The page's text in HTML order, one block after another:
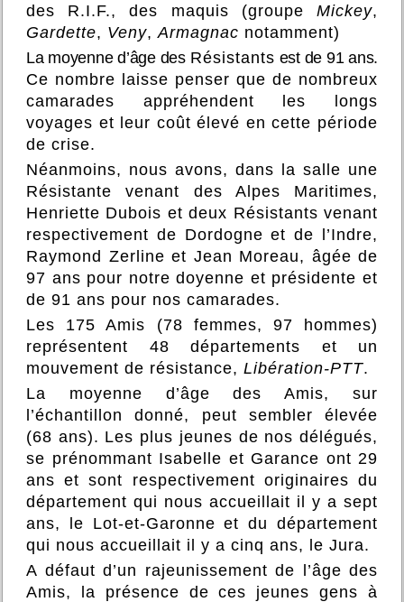
des R.I.F., des maquis (groupe Mickey,
Gardette, Veny, Armagnac notamment)
La moyenne d’âge des Résistants est de 91 ans.
Ce nombre laisse penser que de nombreux
camarades appréhendent les longs
voyages et leur coût élevé en cette période
de crise.
Néanmoins, nous avons, dans la salle une
Résistante venant des Alpes Maritimes,
Henriette Dubois et deux Résistants venant
respectivement de Dordogne et de l’Indre,
Raymond Zerline et Jean Moreau, âgée de
97 ans pour notre doyenne et présidente et
de 91 ans pour nos camarades.
Les 175 Amis (78 femmes, 97 hommes)
représentent 48 départements et un
mouvement de résistance, Libération-PTT.
La moyenne d’âge des Amis, sur
l’échantillon donné, peut sembler élevée
(68 ans). Les plus jeunes de nos délégués,
se prénommant Isabelle et Garance ont 29
ans et sont respectivement originaires du
département qui nous accueillait il y a sept
ans, le Lot-et-Garonne et du département
qui nous accueillait il y a cinq ans, le Jura.
A défaut d’un rajeunissement de l’âge des
Amis, la présence de ces jeunes gens à